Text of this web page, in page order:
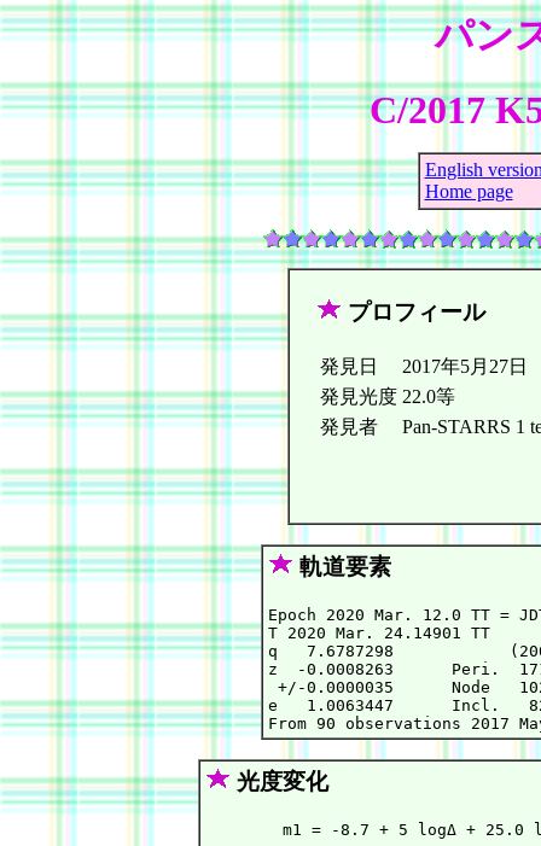
パン
C/2017
English
Home page
プロフィール
発見日
2017年5月27日
発見光度 22.0等
発見者
Pan-STARRS 1
軌道要素
Epoch 2020 Mar. 12.0 TT =
T 2020 Mar. 24.14901
q   7.6787298
z  -0.0008263      Peri.
+/-0.0000035      Node
e   1.0063447      Incl.
光度変化